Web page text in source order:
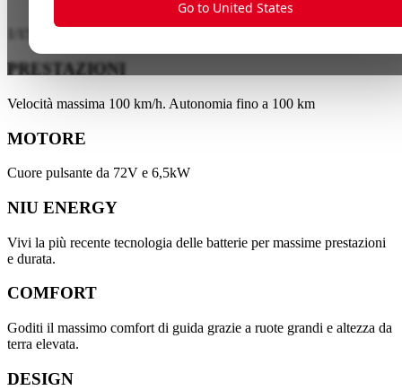
Go to United States
PRESTAZIONI
Velocità massima 100 km/h. Autonomia fino a 100 km
MOTORE
Cuore pulsante da 72V e 6,5kW
NIU ENERGY
Vivi la più recente tecnologia delle batterie per massime prestazioni
e durata.
COMFORT
Goditi il massimo comfort di guida grazie a ruote grandi e altezza da
terra elevata.
DESIGN